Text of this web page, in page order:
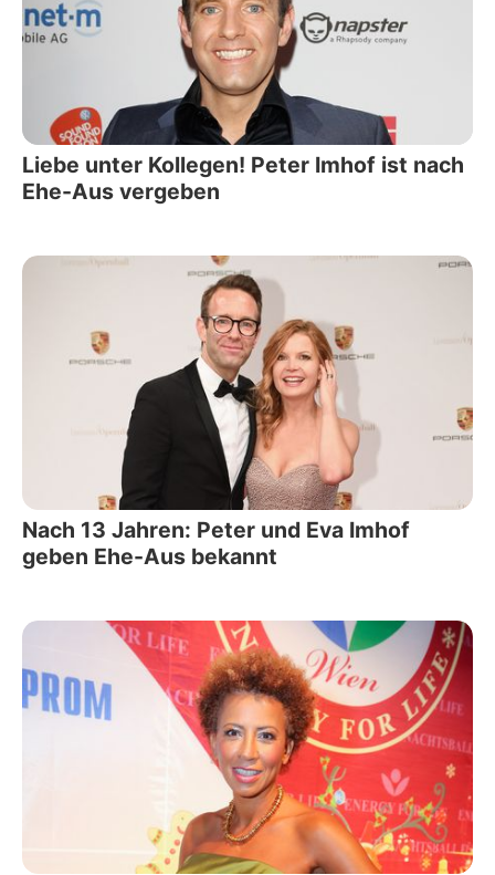
Liebe unter Kollegen! Peter Imhof ist nach
Ehe-Aus vergeben
Nach 13 Jahren: Peter und Eva Imhof
geben Ehe-Aus bekannt